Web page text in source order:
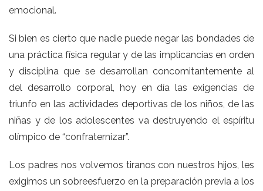
emocional.
Si bien es cierto que nadie puede negar las bondades de
una práctica física regular y de las implicancias en orden
y disciplina que se desarrollan concomitantemente al
del desarrollo corporal, hoy en día las exigencias de
triunfo en las actividades deportivas de los niños, de las
niñas y de los adolescentes va destruyendo el espíritu
olímpico de “confraternizar”.
Los padres nos volvemos tiranos con nuestros hijos, les
exigimos un sobreesfuerzo en la preparación previa a los